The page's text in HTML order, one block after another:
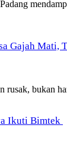
Gajah Mati,
rusak, bukan
Ikuti Bimtek